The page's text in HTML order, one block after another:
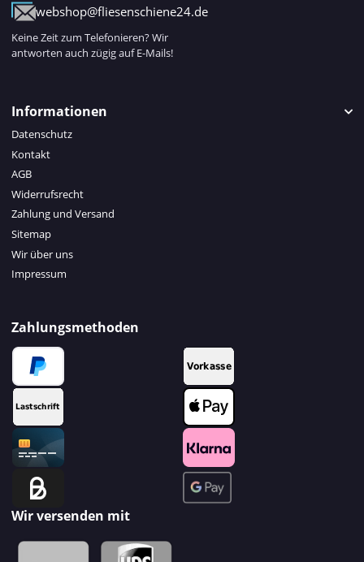
webshop@fliesenschiene24.de
Keine Zeit zum Telefonieren? Wir
antworten auch zügig auf E-Mails!
Informationen
Datenschutz
Kontakt
AGB
Widerrufsrecht
Zahlung und Versand
Sitemap
Wir über uns
Impressum
Zahlungsmethoden
Wir versenden mit